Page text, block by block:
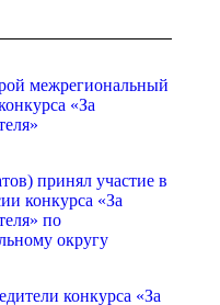
межрегиональный
«За
принял участие в
конкурса «За
по
округу
конкурса «За